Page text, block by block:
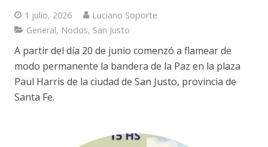
1 julio, 2026
Luciano Soporte
General, Nodos, San Justo
A partir del día 20 de junio comenzó a flamear de
modo permanente la bandera de la Paz en la plaza
Paul Harris de la ciudad de San Justo, provincia de
Santa Fe.